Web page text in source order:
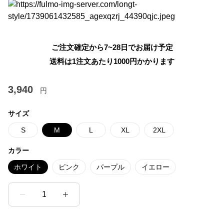
ご注文確定から7~28日でお届け予定
送料は1注文あたり 1000円かかります
3,940 円
サイズ
S M L XL 2XL
カラー
ホワイト ピンク パープル イエロー
1